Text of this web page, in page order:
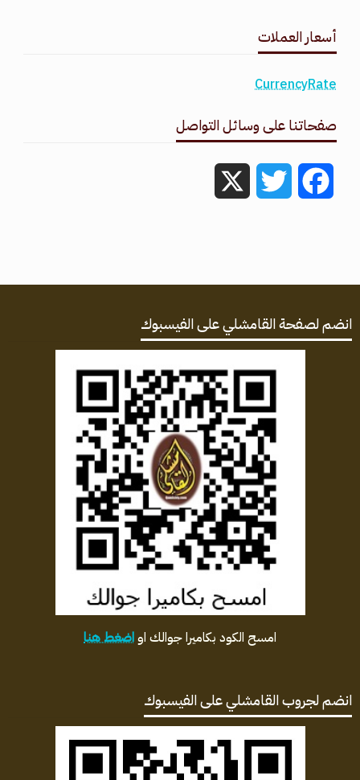
أسعار العملات
CurrencyRate
صفحاتنا على وسائل التواصل
Facebook
Twitter
انضم لصفحة القامشلي على الفيسبوك
امسح الكود بكاميرا جوالك اواضغط هنا
انضم لجروب القامشلي على الفيسبوك